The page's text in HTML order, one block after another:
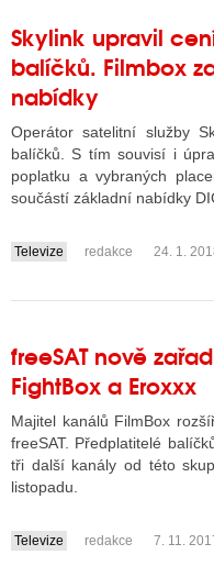
Skylink upravil
balíčků. Filmbox
nabídky
Operátor satelitní služby
balíčků. S tím souvisí i
poplatku a vybraných
součástí základní nabídky
....
Televize redakce 24. 1.
freeSAT nově
FightBox a Eroxxx
Majitel kanálů FilmBox
freeSAT. Předplatitelé
tři další kanály od této
listopadu.
....
Televize redakce 7. 11.